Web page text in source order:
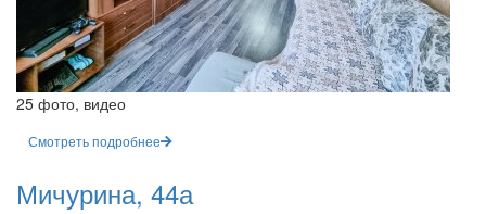
25 фото, видео
Смотреть подробнее
Мичурина, 44а